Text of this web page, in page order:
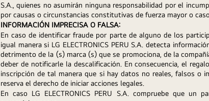
S.A., quienes no asumirán ninguna responsabilidad por el
por causas o circunstancias constitutivas de fuerza mayor o
INFORMACIÓN IMPRECISA O FALSA:
En caso de identificar fraude por parte de alguno de los
igual manera si LG ELECTRONICS PERU S.A. detecta
detrimento de la (s) marca (s) que se promociona, de la
deber de notificarle la descalificación. En consecuencia, el
inscripción de tal manera que si hay datos no reales, falsos o
reserva el derecho de iniciar acciones legales.
En caso LG ELECTRONICS PERU S.A. compruebe que un